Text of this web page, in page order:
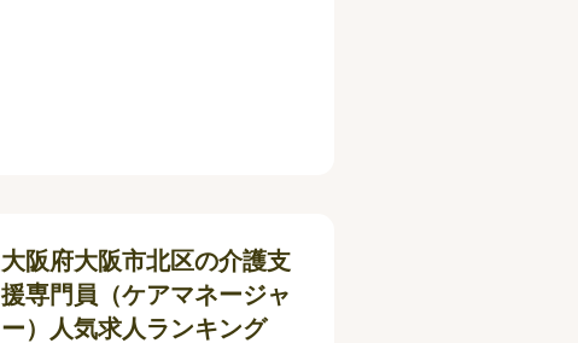
大阪府大阪市北区の介護支
援専門員（ケアマネージャ
ー）人気求人ランキング